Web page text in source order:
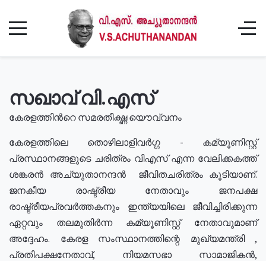
സഖാവ് വി.എസ്
കേരളത്തിൻറെ സമരതീക്ഷ്ണ യൌവ്വനം
കേരളത്തിലെ തൊഴിലാളിവർഗ്ഗ - കമ്യൂണിസ്റ്റ്
പ്രസ്ഥാനങ്ങളുടെ ചരിത്രം വിഎസ് എന്ന വേലിക്കകത്ത്
ശങ്കരൻ അച്യുതാനന്ദൻ ജീവിതചരിത്രം കൂടിയാണ്.
ജനകീയ രാഷ്ട്രീയ നേതാവും ജനപക്ഷ
രാഷ്ട്രീയപ്രവർത്തകനും ഇന്ത്യയിലെ ജീവിച്ചിരിക്കുന്ന
ഏറ്റവും തലമുതിർന്ന കമ്യൂണിസ്റ്റ് നേതാവുമാണ്
അദ്ദേഹം. കേരള സംസ്ഥാനത്തിന്റെ മുഖ്യമന്ത്രി ,
പ്രതിപക്ഷനേതാവ്, നിയമസഭാ സാമാജികൻ,